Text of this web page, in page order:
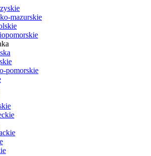
mazurskie
pomorskie